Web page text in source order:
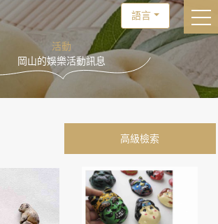
語言
活動
岡山的娛樂活動訊息